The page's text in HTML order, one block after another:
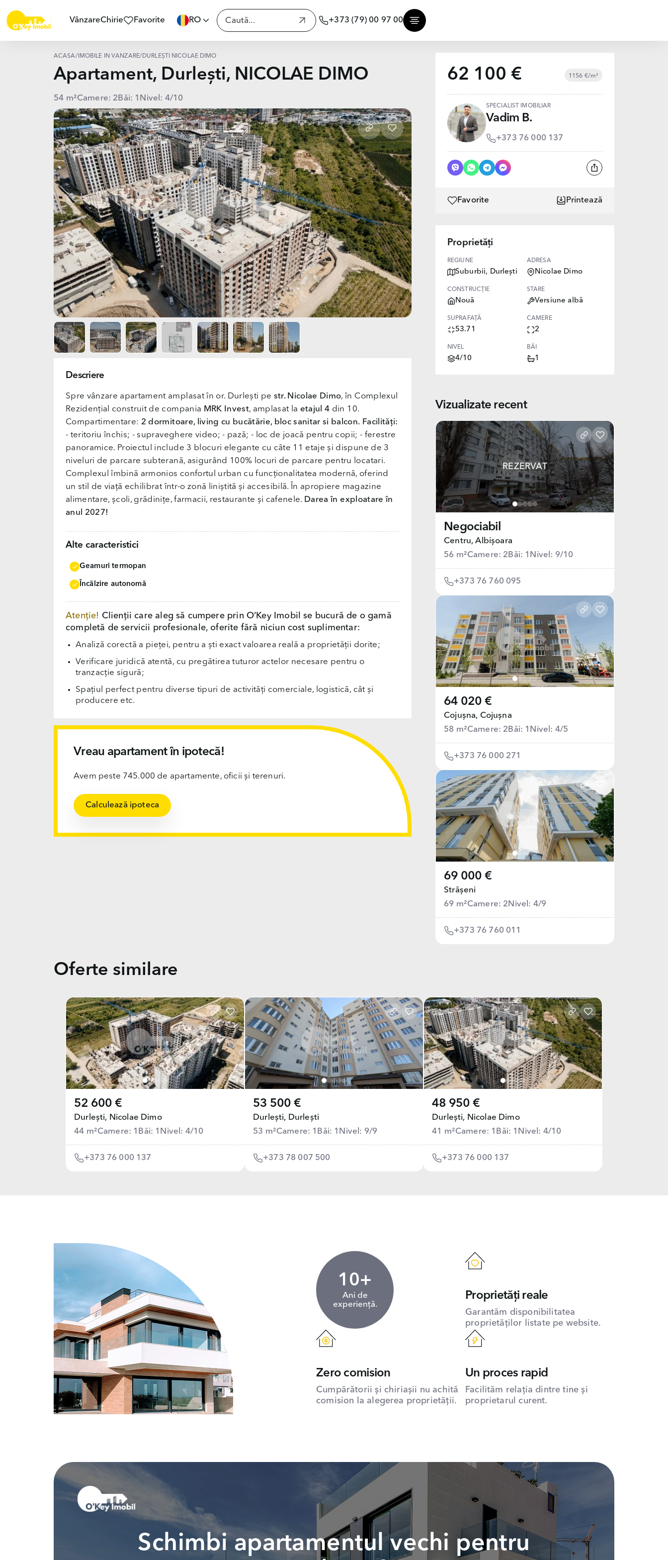
VânzareChirie Favorite RO +373 (79) 00 97 00
ACASĂ/ IMOBILE ÎN VÂNZARE/ DURLEȘTI NICOLAE DIMO
Apartament, Durlești, NICOLAE DIMO
54 m²Camere: 2 Băi: 1 Nivel: 4/10
Descriere
Spre vânzare apartament amplasat în or. Durlești pe str. Nicolae Dimo, în Complexul
Rezidențial construit de compania MRK Invest, amplasat la etajul 4 din 10.
Compartimentare: 2 dormitoare, living cu bucătărie, bloc sanitar si balcon. Facilități:
- teritoriu închis; - supraveghere video; - pază; - loc de joacă pentru copii; - ferestre
panoramice. Proiectul include 3 blocuri elegante cu câte 11 etaje și dispune de 3
niveluri de parcare subterană, asigurând 100% locuri de parcare pentru locatari.
Complexul îmbină armonios confortul urban cu funcționalitatea modernă, oferind
un stil de viață echilibrat într-o zonă liniștită și accesibilă. În apropiere magazine
alimentare, școli, grădinițe, farmacii, restaurante și cafenele. Darea în exploatare în
anul 2027!
Alte caracteristici
Geamuri termopan
Încălzire autonomă
Atenție! Clienții care aleg să cumpere prin O’Key Imobil se bucură de o gamă
completă de servicii profesionale, oferite fără niciun cost suplimentar:
Analiză corectă a pieței, pentru a ști exact valoarea reală a proprietății dorite;
Verificare juridică atentă, cu pregătirea tuturor actelor necesare pentru o
tranzacție sigură;
Spațiul perfect pentru diverse tipuri de activități comerciale, logistică, cât și
producere etc.
Vreau apartament în ipotecă!
Avem peste 745.000 de apartamente, oficii și terenuri.
Calculează ipoteca
62 100 € 1156 €/m²
SPECIALIST IMOBILIAR
Vadim B.
+373 76 000 137
Favorite Printează
Proprietăți
REGIUNE
Suburbii, Durlești
ADRESA
Nicolae Dimo
CONSTRUCȚIE
Nouă
STARE
Versiune albă
SUPRAFAȚĂ
53.71
CAMERE
2
NIVEL
4/10
BĂI
1
Vizualizate recent
REZERVAT
Negociabil
Centru, Albișoara
56 m²Camere: 2 Băi: 1 Nivel: 9/10
+373 76 760 095
64 020 €
Cojușna, Cojușna
58 m²Camere: 2 Băi: 1 Nivel: 4/5
+373 76 000 271
69 000 €
Strășeni
69 m²Camere: 2 Nivel: 4/9
+373 76 760 011
Oferte similare
52 600 €
Durlești, Nicolae Dimo
44 m²Camere: 1 Băi: 1 Nivel: 4/10
+373 76 000 137
53 500 €
Durlești, Durlești
53 m²Camere: 1 Băi: 1 Nivel: 9/9
+373 78 007 500
48 950 €
Durlești, Nicolae Dimo
41 m²Camere: 1 Băi: 1 Nivel: 4/10
+373 76 000 137
10+
Ani de
experiență.
Proprietăți reale
Garantăm disponibilitatea
proprietăților listate pe website.
Zero comision
Cumpărătorii și chiriașii nu achită
comision la alegerea proprietății.
Un proces rapid
Facilităm relația dintre tine și
proprietarul curent.
Schimbi apartamentul vechi pentru